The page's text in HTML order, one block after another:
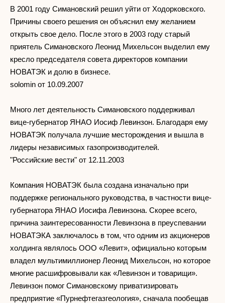
В 2001 году Симановский решил уйти от Ходорковского.
Причины своего решения он объяснил ему желанием
открыть свое дело. После этого в 2003 году старый
приятель Симановского Леонид Михельсон выделил ему
кресло председателя совета директоров компании
НОВАТЭК и долю в бизнесе.
solomin от 10.09.2007
Много лет деятельность Симановского поддерживал
вице-губернатор ЯНАО Иосиф Левинзон. Благодаря ему
НОВАТЭК получала лучшие месторождения и вышла в
лидеры независимых газопроизводителей.
"Российские вести" от 12.11.2003
Компания НОВАТЭК была создана изначально при
поддержке регионального руководства, в частности вице-
губернатора ЯНАО Иосифа Левинзона. Скорее всего,
причина заинтересованности Левинзона в преуспевании
НОВАТЭКА заключалось в том, что одним из акционеров
холдинга являлось ООО «Левит», официально которым
владел мультимиллионер Леонид Михельсон, но которое
многие расшифровывали как «Левинзон и товарищи».
Левинзон помог Симановскому приватизировать
предприятие «Пурнефтегазгеология», сначала пообещав